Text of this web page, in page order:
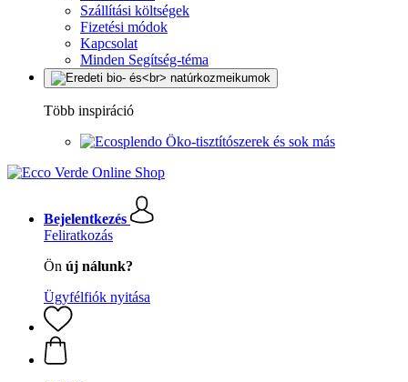
Szállítási költségek
Fizetési módok
Kapcsolat
Minden Segítség-téma
Több inspiráció
Öko-tisztítószerek és sok más
Bejelentkezés
Feliratkozás
Ön új nálunk?
Ügyfélfiók nyitása